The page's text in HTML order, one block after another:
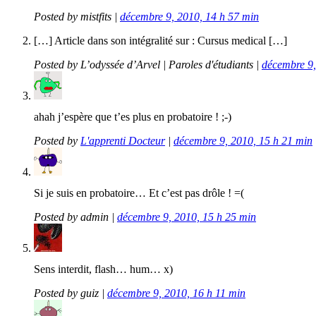
Posted by mistfits
décembre 9, 2010, 14 h 57 min
[…] Article dans son intégralité sur : Cursus medical […]
Posted by L’odyssée d’Arvel | Paroles d'étudiants décembre
ahah j’espère que t’es plus en probatoire ! ;-)
Posted by L'apprenti Docteur| décembre 9, 2010, 15 h 21 min
Si je suis en probatoire… Et c’est pas drôle ! =(
Posted by admin décembre 9, 2010, 15 h 25 min
Sens interdit, flash… hum… x)
Posted by guiz décembre 9, 2010, 16 h 11 min